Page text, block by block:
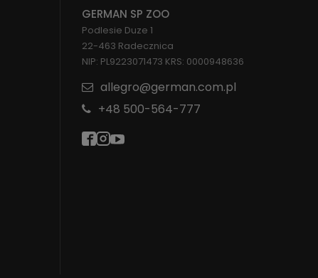
GERMAN SP ZOO
Podlesie Duze 1
22-463 Radecznica
NIP: PL9223071473 KRS: 0000948636
allegro@german.com.pl
+48 500-564-777